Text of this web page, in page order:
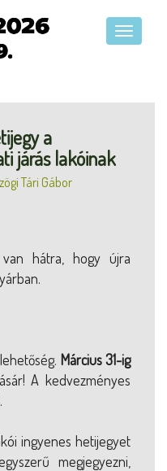
a
járás lakóinak
Tári Gábor
hátra, hogy újra
Március 31-ig
A kedvezményes
.
ingyenes hetijegyet
megjegyezni,